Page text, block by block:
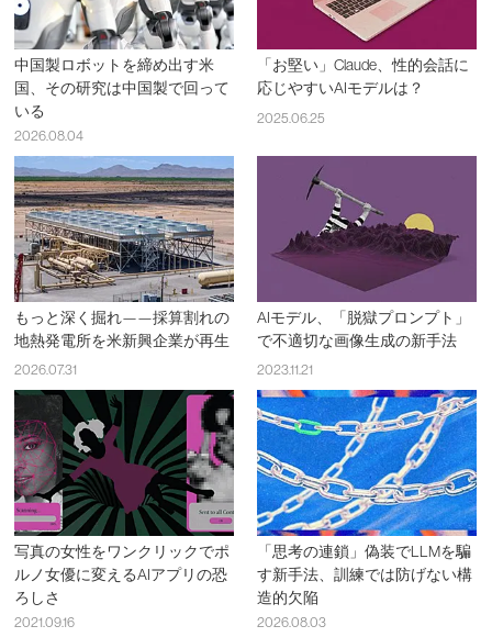
中国製ロボットを締め出す米
国、その研究は中国製で回って
いる
2026.08.04
「お堅い」Claude、性的会話に
応じやすいAIモデルは？
2025.06.25
もっと深く掘れ——採算割れの
地熱発電所を米新興企業が再生
2026.07.31
AIモデル、「脱獄プロンプト」
で不適切な画像生成の新手法
2023.11.21
写真の女性をワンクリックでポ
ルノ女優に変えるAIアプリの恐
ろしさ
2021.09.16
「思考の連鎖」偽装でLLMを騙
す新手法、訓練では防げない構
造的欠陥
2026.08.03